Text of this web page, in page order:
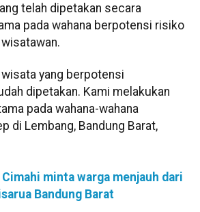
telah dipetakan secara
pada wahana berpotensi risiko
yang berpotensi
dipetakan. Kami melakukan
pada wahana-wahana
di Lembang, Bandung Barat,
minta warga menjauh dari
Bandung Barat